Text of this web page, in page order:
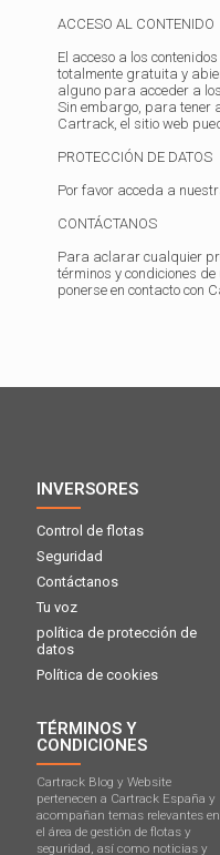
ACCESO AL CONTENIDO
El acceso a los
totalmente gratuita y
alguno para acceder a
Sin embargo, para tener
Cartrack, el sitio web
PROTECCIÓN DE DATOS
Por favor acceda a
CONTÁCTANOS
Para aclarar cualquier
términos y condiciones
ponerse en contacto con
INVERSORES
Control de flotas
Seguridad
Contáctanos
Tu voz
política de protección de
datos
Política de cookies
TÉRMINOS Y
CONDICIONES
Cartrack Blog y Website
pertenecen a Cartrack España y
acompañan temas relevantes en
el área de gestión de flotas y
seguridad, así como noticias y